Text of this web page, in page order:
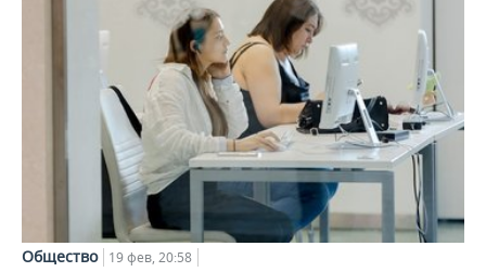
Общество 19 фев, 20:58